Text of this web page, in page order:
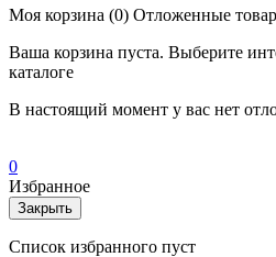
Моя корзина (0) Отложенные
Ваша корзина пуста. Выберите
каталоге
В настоящий момент у вас нет
0
Избранное
Закрыть
Список избранного пуст